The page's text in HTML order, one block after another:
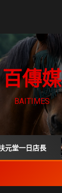
百傳媒
BAITIMES
長